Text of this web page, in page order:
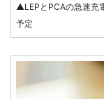
▲LEPとPCAの急速充
予定